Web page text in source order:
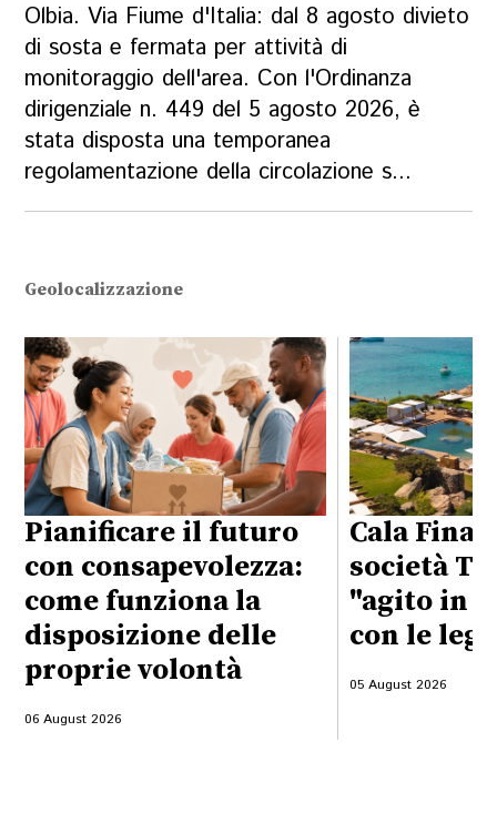
Olbia. Via Fiume d'Italia: dal 8 agosto divieto
di sosta e fermata per attività di
monitoraggio dell'area. Con l'Ordinanza
dirigenziale n. 449 del 5 agosto 2026, è
stata disposta una temporanea
regolamentazione della circolazione s...
Geolocalizzazione
Pianificare il futuro
con consapevolezza:
come funziona la
disposizione delle
proprie volontà
06 August 2026
Cala
società
"agito in
con le
05 August 2026